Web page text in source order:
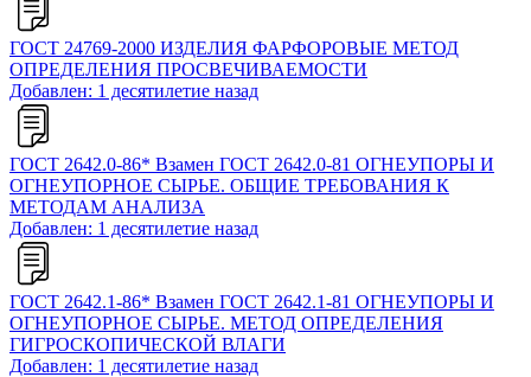
ГОСТ 24769-2000 ИЗДЕЛИЯ ФАРФОРОВЫЕ МЕТОД
ОПРЕДЕЛЕНИЯ ПРОСВЕЧИВАЕМОСТИ
Добавлен: 1 десятилетие назад
ГОСТ 2642.0-86* Взамен ГОСТ 2642.0-81 ОГНЕУПОРЫ И
ОГНЕУПОРНОЕ СЫРЬЕ. ОБЩИЕ ТРЕБОВАНИЯ К
МЕТОДАМ АНАЛИЗА
Добавлен: 1 десятилетие назад
ГОСТ 2642.1-86* Взамен ГОСТ 2642.1-81 ОГНЕУПОРЫ И
ОГНЕУПОРНОЕ СЫРЬЕ. МЕТОД ОПРЕДЕЛЕНИЯ
ГИГРОСКОПИЧЕСКОЙ ВЛАГИ
Добавлен: 1 десятилетие назад